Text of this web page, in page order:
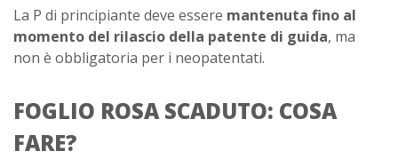
La P di principiante deve essere mantenuta fino al
momento del rilascio della patente di guida, ma
non è obbligatoria per i neopatentati.
FOGLIO ROSA SCADUTO: COSA
FARE?